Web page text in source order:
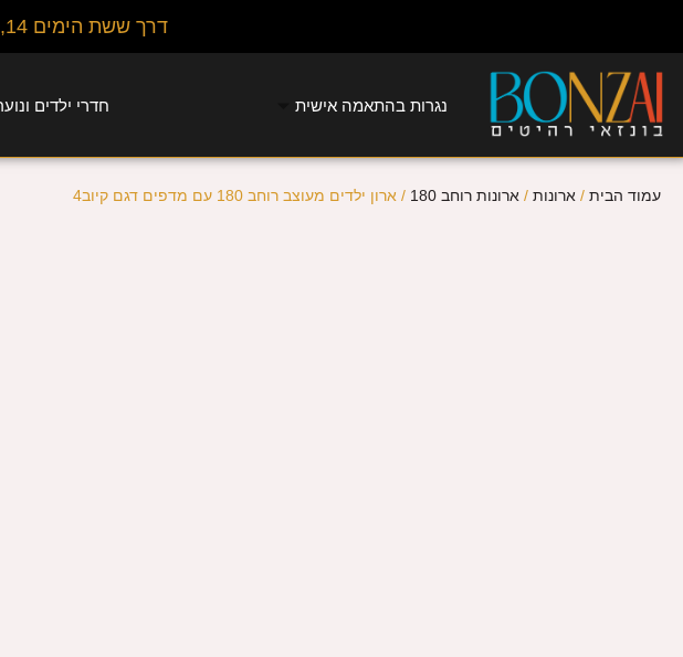
דרך ששת הימים 14, בני ברק / רמת גן (מול קניון איילון)
נגרות בהתאמה אישית חדרי ילדים
עמוד הבית / ארונות / ארונות רוחב 180 / ארון ילדים מעוצב רוחב 180 עם מדפים דגם קיוב4